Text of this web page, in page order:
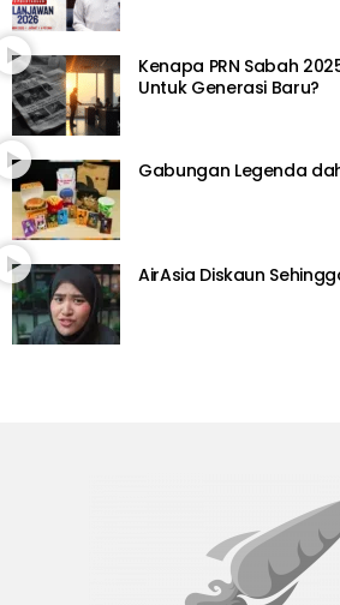
Kenapa PRN Sabah
Untuk Generasi Baru?
Gabungan Legenda
AirAsia Diskaun